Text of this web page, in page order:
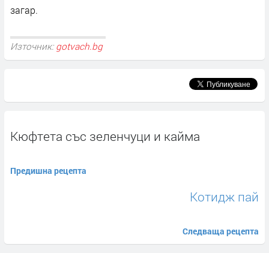
загар.
Източник: gotvach.bg
Кюфтета със зеленчуци и кайма
Предишна рецепта
Котидж пай
Следваща рецепта